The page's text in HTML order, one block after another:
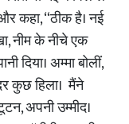
कहा, “ठीक है। नई
नीम के नीचे एक
दिया। अम्मा बोलीं,
कुछ हिला। मैंने
अपनी उम्मीद।